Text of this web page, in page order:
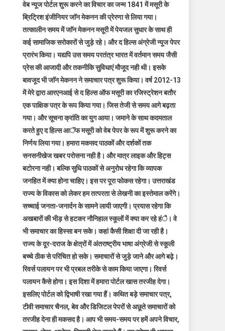
वेब न्यूज पोर्टल शुरू करने का विचार का जन्म 1841 में मसूरी के
ब्रिट्रिश इंजीनियर जाॅन मेकनन की प्रेरणा से लिया गया।
तत्कालीन समय में जाॅन मेकनन मसूरी में पेयजल सुधार के साथ ही
कई सामाजिक सरोकारों से जुड़े रहे। और द हिल्स अंग्रेजी न्यूज पेपर
प्रारंभ किया। यद्यपि उस समय परतंत्र भारत में वर्तमान समय जैसी
प्रेस की आजादी और तकनीकि सुविधाएं मौजूद नही थी। इसके
बावजूद भी जाॅन मेकनन ने समाचार पत्र शुरू किया। वर्ष 2012-13
में मेरे द्वारा आरएनआई से द हिल्स ऑफ मसूरी का रजिस्ट्रेशन बतौर
एक पाक्षिक पत्र के रूप किया गया। जिस तेजी से समय आगे बढ़ता
गया। और सूचना क्रांति का युग आया। जमाने के साथ कदमताल
करते हुए द हिल्स आॅफ मसूरी को वेब पेपर के रूप में शुरू करने का
निर्णय लिया गया। हमारा मकसद पाठकों और दर्शकों तक
सनसनीखेज खबर परोसना नही है। और मात्र लाइक और हिट्स
बटोरना नही। बल्कि सुधि पाठकों से अनुरोध रहेगा कि व्यापक
जनहित में क्या होना चाहिए। इस पर पूरा फोकस रहेगा। उत्तराखंड
राज्य के विकास को लेकर हम तत्परता से लेखनी का इस्तेमाल करेंगे।
सच्चाई जनता-जनार्दन के सामने लायी जाएगी। प्रयास रहेगा कि
अखबारों की भीड़ से हटकर नौनिहाल स्कूलों में क्या कर रहे हंै। वे
भी समाचार का हिस्सा बन सके। कहां कैसी शिक्षा दी जा रही है।
राज्य के दूर-दराज के क्षेत्रों में अंतराष्ट्रीय भाषा अंग्रेजी से स्कूली
बच्चे ठीक से परिचित हो सके। समाचारों से जुड़े जाने और आगे बढ़े।
रिवर्स पलायन पर भी प्रबल तरीके से काम किया जाएगा। रिवर्स
पलायन कैसे होगा। इस दिशा में हमारा पोर्टल खास तरजीह देगा।
इसलिए पोर्टल को द्विभाषी रखा गया हैं। कथित बड़े समाचार पत्र,
टीवी समाचार चैनल, बेव और डिजिटल पेपरों से अछूते समाचारों को
तरजीह देना ही मकसद है। आप भी समय-समय पर हमें अपने विचार,